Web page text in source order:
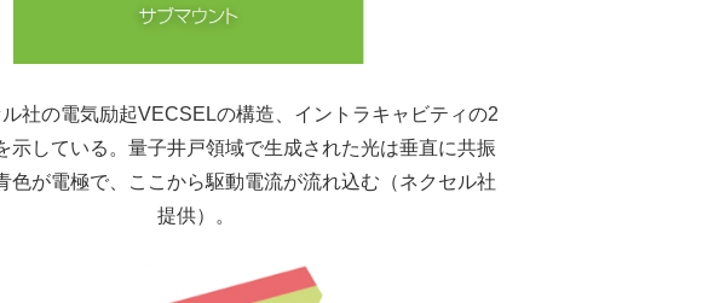
社の電気励起VECSELの構造、イントラキャビティの2
示している。量子井戸領域で生成された光は垂直に共振
色が電極で、ここから駆動電流が流れ込む（ネクセル社
提供）。